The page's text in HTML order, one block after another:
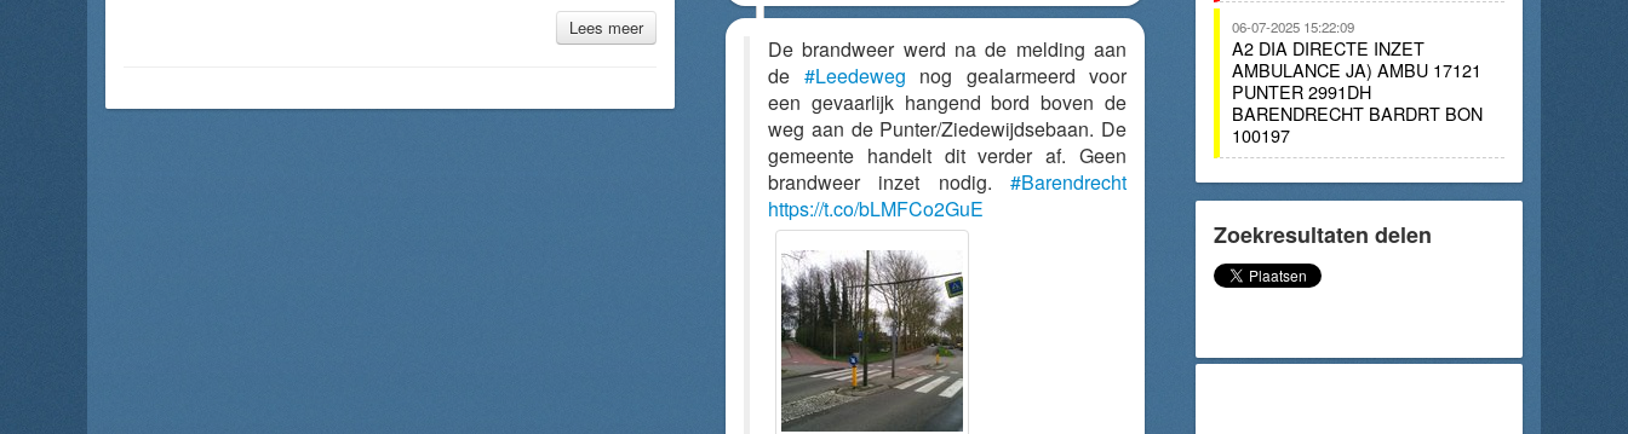
Lees meer
De brandweer werd na de melding aan
de #Leedeweg nog gealarmeerd voor
een gevaarlijk hangend bord boven de
weg aan de Punter/Ziedewijdsebaan. De
gemeente handelt dit verder af. Geen
brandweer inzet nodig. #Barendrecht
https://t.co/bLMFCo2GuE
06-07-2025 15:22:09
A2 DIA DIRECTE INZET
AMBULANCE JA) AMBU 17121
PUNTER 2991DH
BARENDRECHT BARDRT BON
100197
Zoekresultaten delen